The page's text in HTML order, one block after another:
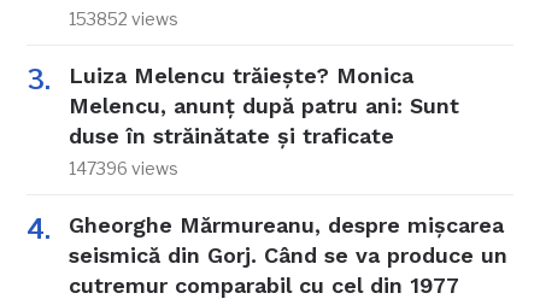
153852 views
Luiza Melencu trăiește? Monica
Melencu, anunț după patru ani: Sunt
duse în străinătate și traficate
147396 views
Gheorghe Mărmureanu, despre mișcarea
seismică din Gorj. Când se va produce un
cutremur comparabil cu cel din 1977